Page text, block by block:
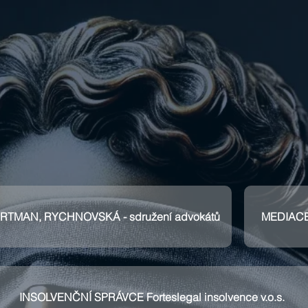
RYCHNOVSKÁ - sdružení advokátů
INSOLVENČNÍ SPRÁVCE Forteslegal insolvence v.o.s.